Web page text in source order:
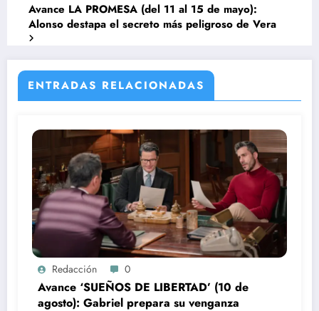
Avance LA PROMESA (del 11 al 15 de mayo):
Alonso destapa el secreto más peligroso de Vera
ENTRADAS RELACIONADAS
Redacción 0
Avance ‘SUEÑOS DE LIBERTAD’ (10 de
agosto): Gabriel prepara su venganza